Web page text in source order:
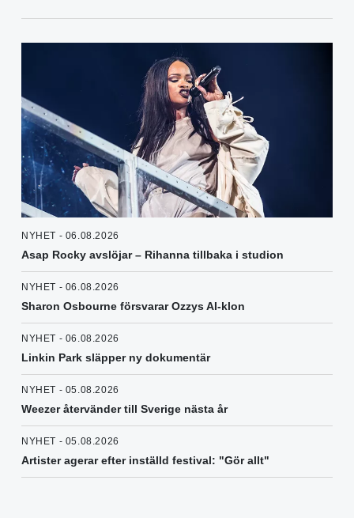
NYHET - 06.08.2026
Asap Rocky avslöjar – Rihanna tillbaka i studion
NYHET - 06.08.2026
Sharon Osbourne försvarar Ozzys AI-klon
NYHET - 06.08.2026
Linkin Park släpper ny dokumentär
NYHET - 05.08.2026
Weezer återvänder till Sverige nästa år
NYHET - 05.08.2026
Artister agerar efter inställd festival: "Gör allt"